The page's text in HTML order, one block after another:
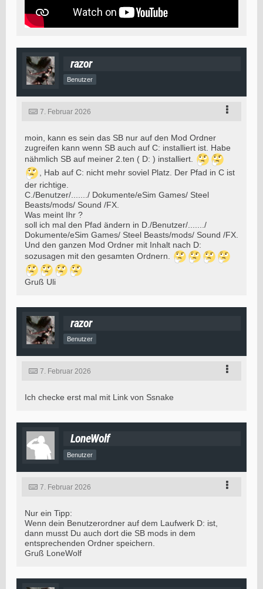
razor
Benutzer
7. Februar 2026
moin, kann es sein das SB nur auf den Mod Ordner
zugreifen kann wenn SB auch auf C: installiert ist. Habe
nähmlich SB auf meiner 2.ten ( D: ) installiert.
, Hab auf C: nicht mehr soviel Platz. Der Pfad in C ist
der richtige.
C./Benutzer/......./ Dokumente/eSim Games/ Steel
Beasts/mods/ Sound /FX.
Was meint Ihr ?
soll ich mal den Pfad ändern in D./Benutzer/......./
Dokumente/eSim Games/ Steel Beasts/mods/ Sound /FX.
Und den ganzen Mod Ordner mit Inhalt nach D:
sozusagen mit den gesamten Ordnern.
Gruß Uli
razor
Benutzer
7. Februar 2026
Ich checke erst mal mit Link von Ssnake
LoneWolf
Benutzer
7. Februar 2026
Nur ein Tipp:
Wenn dein Benutzerordner auf dem Laufwerk D: ist,
dann musst Du auch dort die SB mods in dem
entsprechenden Ordner speichern.
Gruß LoneWolf